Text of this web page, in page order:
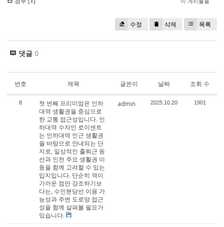
수정 삭제 목록
댓글 0
번호 제목 글쓴이 날짜 조회 수
8
첫 번째 프리미엄은 인하
대역 생활권을 중심으로
한 교통 접근성입니다. 인
하대역 수자인 로이센트
는 인하대역 인근 생활권
을 바탕으로 안내되는 단
지로, 일상적인 출퇴근 동
선과 인천 주요 생활권 이
동을 함께 고려할 수 있는
입지입니다. 단순히 역이
가까운 점만 강조하기보
다는, 수인분당선 이용 가
능성과 주변 도로망 접근
성을 함께 살펴볼 필요가
있습니다.
admin 2025.10.20 1901